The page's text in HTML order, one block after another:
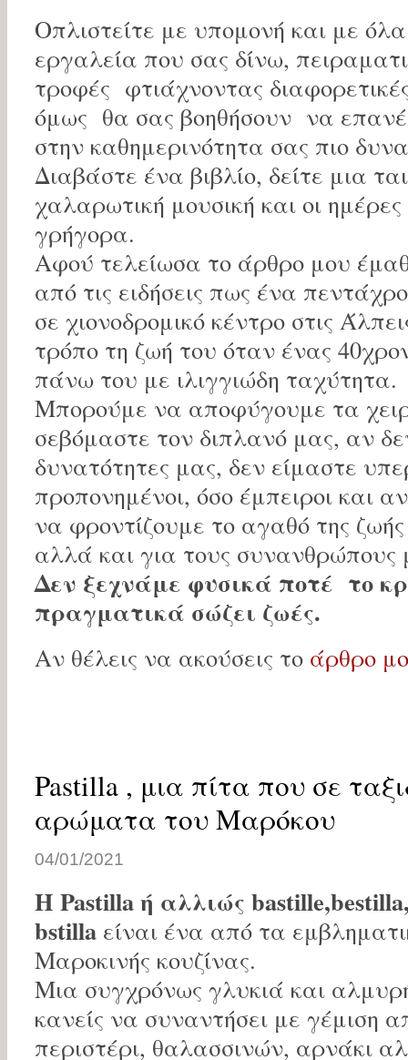
Οπλιστείτε με υπομονή και με
εργαλεία που σας δίνω,
τροφές φτιάχνοντας
όμως θα σας βοηθήσουν να
στην καθημερινότητα σας πιο
Διαβάστε ένα βιβλίο, δείτε μια
χαλαρωτική μουσική και οι
γρήγορα.
Αφού τελείωσα το άρθρο μου
από τις ειδήσεις πως ένα
σε χιονοδρομικό κέντρο στις
τρόπο τη ζωή του όταν ένας
πάνω του με ιλιγγιώδη ταχύτητα.
Μπορούμε να αποφύγουμε τα
σεβόμαστε τον διπλανό μας, αν
δυνατότητες μας, δεν είμαστε
προπονημένοι, όσο έμπειροι και
να φροντίζουμε το αγαθό της
αλλά και για τους συνανθρώπους
Δεν ξεχνάμε φυσικά ποτέ το
πραγματικά σώζει ζωές.
Αν θέλεις να ακούσεις το άρθρο
Pastilla , μια πίτα που σε
αρώματα του Μαρόκου
04/01/2021
Η Pastilla ή αλλιώς
bstillaείναι ένα από τα
Μαροκινής κουζίνας.
Μια συγχρόνως γλυκιά και
κανείς να συναντήσει με γέμιση
περιστέρι, θαλασσινών, αρνάκι